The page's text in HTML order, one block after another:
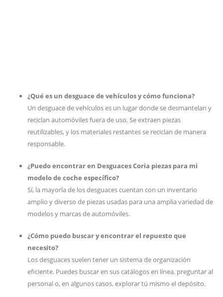
¿Qué es un desguace de vehículos y cómo funciona?
Un desguace de vehículos es un lugar donde se desmantelan y
reciclan automóviles fuera de uso. Se extraen piezas
reutilizables, y los materiales restantes se reciclan de manera
responsable.
¿Puedo encontrar en Desguaces Coria piezas para mi
modelo de coche específico?
Sí, la mayoría de los desguaces cuentan con un inventario
amplio y diverso de piezas usadas para una amplia variedad de
modelos y marcas de automóviles.
¿Cómo puedo buscar y encontrar el repuesto que
necesito?
Los desguaces suelen tener un sistema de organización
eficiente. Puedes buscar en sus catálogos en línea, preguntar al
personal o, en algunos casos, explorar tú mismo el depósito.